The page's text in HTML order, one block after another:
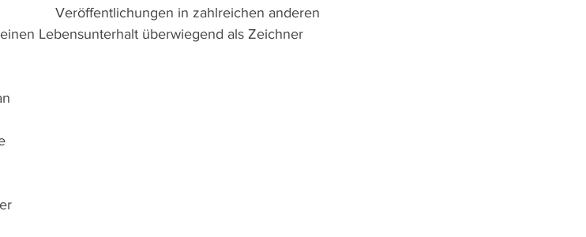
Veröffentlichungen in zahlreichen anderen
Lebensunterhalt überwiegend als Zeichner